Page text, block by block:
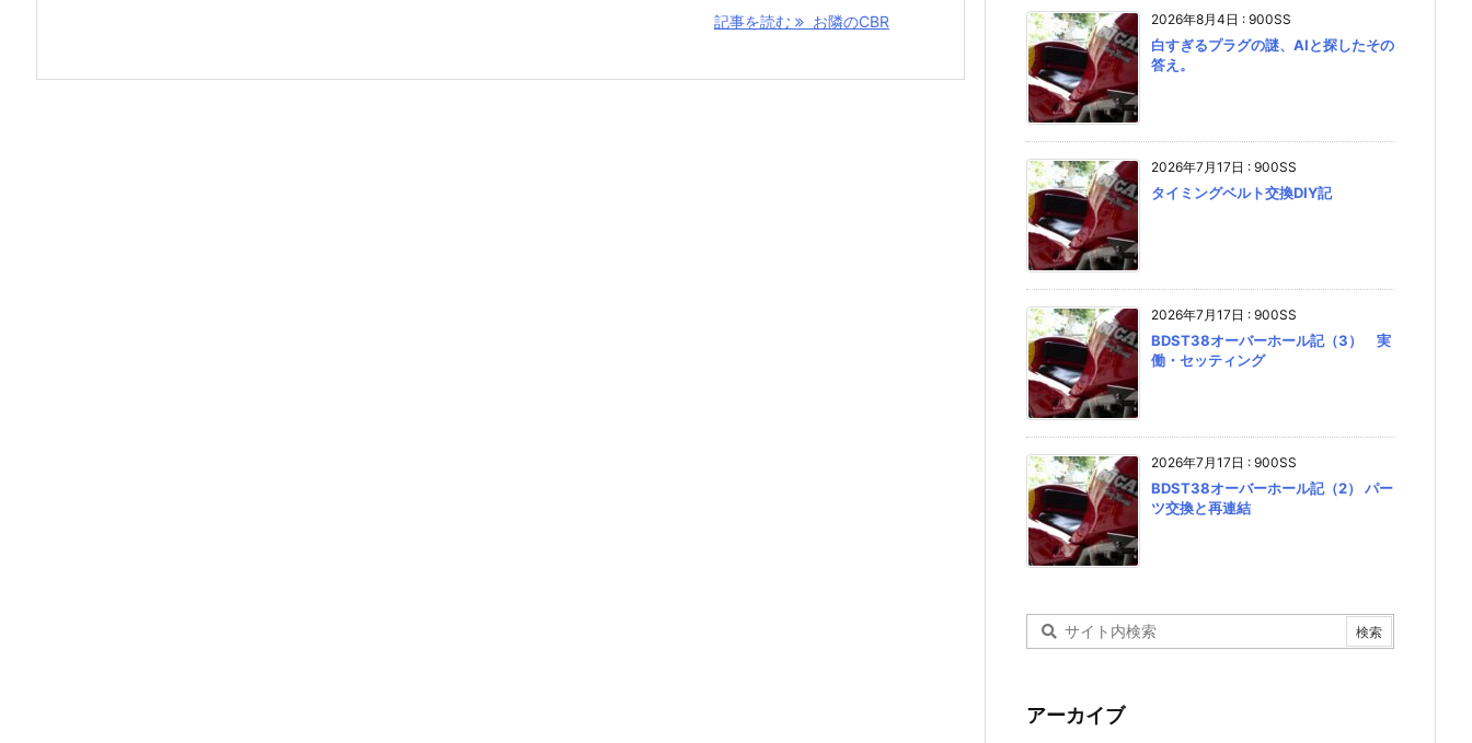
記事を読む お隣のCBR 2026年8月4日 : 900SS
白すぎるプラグの謎、AIと探したその
答え。
2026年7月17日 : 900SS
タイミングベルト交換DIY記
2026年7月17日 : 900SS
BDST38オーバーホール記（3） 実
働・セッティング
2026年7月17日 : 900SS
BDST38オーバーホール記（2） パー
ツ交換と再連結
アーカイブ